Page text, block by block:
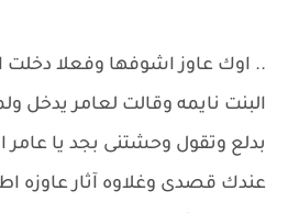
.. اوك عاوز اشوفها وفعلا دخلت
البنت نايمه وقالت لعامر يدخل
بدلع وتقول وحشتنى بجد يا عامر
عندك قصدى وغلاوه آثار عاوزه